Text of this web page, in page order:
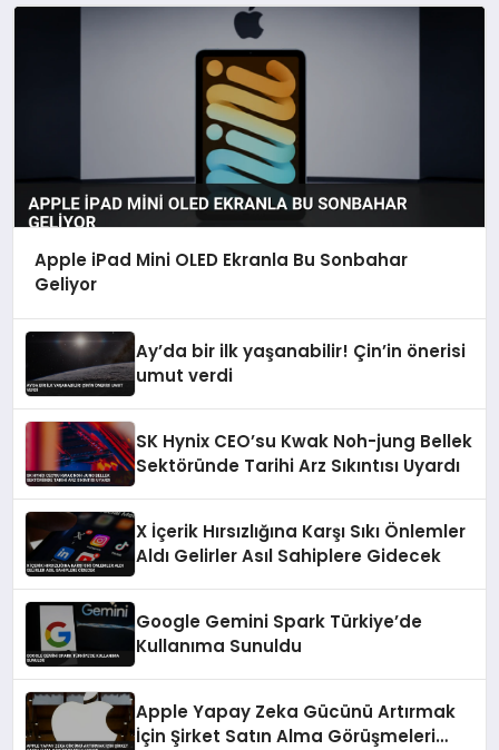
Apple iPad Mini OLED Ekranla Bu Sonbahar
Geliyor
Ay’da bir ilk yaşanabilir! Çin’in önerisi
umut verdi
SK Hynix CEO’su Kwak Noh-jung Bellek
Sektöründe Tarihi Arz Sıkıntısı Uyardı
X İçerik Hırsızlığına Karşı Sıkı Önlemler
Aldı Gelirler Asıl Sahiplere Gidecek
Google Gemini Spark Türkiye’de
Kullanıma Sunuldu
Apple Yapay Zeka Gücünü Artırmak
İçin Şirket Satın Alma Görüşmeleri